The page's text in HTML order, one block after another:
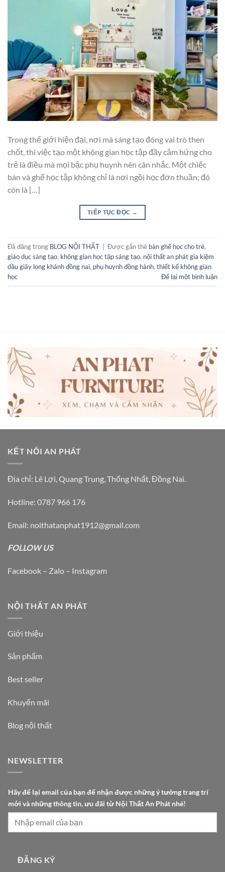
Trong thế giới hiện đại, nơi mà sáng tạo đóng vai trò then
chốt, thì việc tạo một không gian học tập đầy cảm hứng cho
trẻ là điều mà mọi bậc phụ huynh nên cân nhắc. Một chiếc
bàn và ghế học tập không chỉ là nơi ngồi học đơn thuần; đó
còn là […]
TIẾP TỤC ĐỌC →
Đã đăng trong BLOG NỘI THẤT Được gắn thẻ bàn ghế học cho trẻ,
giáo dục sáng tạo, không gian học tập sáng tạo, nội thất an phát gia kiệm
dầu giây long khánh đồng nai, phụ huynh đồng hành, thiết kế không gian
học
Để lại một bình luận
KẾT NỐI AN PHÁT
Địa chỉ: Lê Lợi, Quang Trung, Thống Nhất, Đồng Nai.
Hotline: 0787 966 176
Email: noithatanphat1912@gmail.com
FOLLOW US
Facebook – Zalo – Instagram
NỘI THẤT AN PHÁT
Giới thiệu
Sản phẩm
Best seller
Khuyến mãi
Blog nội thất
NEWSLETTER
g
Hãy để lại email của bạn để nhận được những ý tưởng trang trí
mới và những thông tin, ưu đãi từ Nội Thất An Phát nhé!
ĐĂNG KÝ